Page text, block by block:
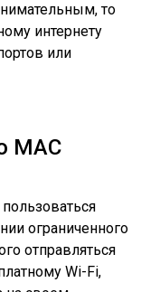
то
интернету
или
MAC
ограниченного
отправляться
Wi-Fi,